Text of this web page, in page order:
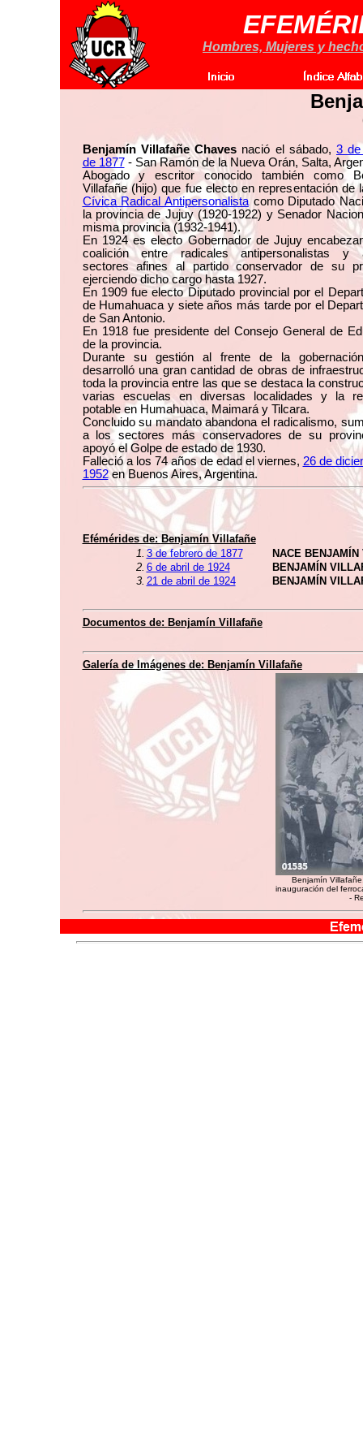
Hombres, Mujeres y
Benjamín Villafañe Chaves nació el sábado, 3 de
de 1877- San Ramón de la Nueva Orán, Salta,
Abogado y escritor conocido también como
Villafañe (hijo) que fue electo en representación de
Cívica Radical Antipersonalistacomo Diputado
la provincia de Jujuy (1920-1922) y Senador
misma provincia (1932-1941).
En 1924 es electo Gobernador de Jujuy
coalición entre radicales antipersonalistas y
sectores afines al partido conservador de su
ejerciendo dicho cargo hasta 1927.
En 1909 fue electo Diputado provincial por el
de Humahuaca y siete años más tarde por el
de San Antonio.
En 1918 fue presidente del Consejo General de
de la provincia.
Durante su gestión al frente de la
desarrolló una gran cantidad de obras de
toda la provincia entre las que se destaca la
varias escuelas en diversas localidades y la
potable en Humahuaca, Maimará y Tilcara.
Concluido su mandato abandona el radicalismo,
a los sectores más conservadores de su
apoyó el Golpe de estado de 1930.
Falleció a los 74 años de edad el viernes, 26 de
1952en Buenos Aires, Argentina.
Efémérides de:Benjamín Villafañe
1. 3 de febrero de 1877
NACE
2. 6 de abril de 1924
BENJAMÍN
3. 21 de abril de 1924 BENJAMÍN
Documentos de: Benjamín Villafañe
Galería de Imágenes de: Benjamín Villafañe
Benjamín
inauguración del
-